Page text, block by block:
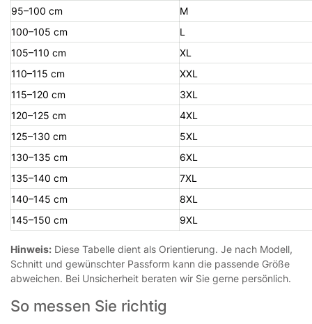
95–100 cm
M
100–105 cm
L
105–110 cm
XL
110–115 cm
XXL
115–120 cm
3XL
120–125 cm
4XL
125–130 cm
5XL
130–135 cm
6XL
135–140 cm
7XL
140–145 cm
8XL
145–150 cm
9XL
Hinweis: Diese Tabelle dient als Orientierung. Je nach Modell,
Schnitt und gewünschter Passform kann die passende Größe
abweichen. Bei Unsicherheit beraten wir Sie gerne persönlich.
So messen Sie richtig